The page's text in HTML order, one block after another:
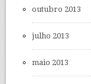
outubro 2013
julho 2013
maio 2013